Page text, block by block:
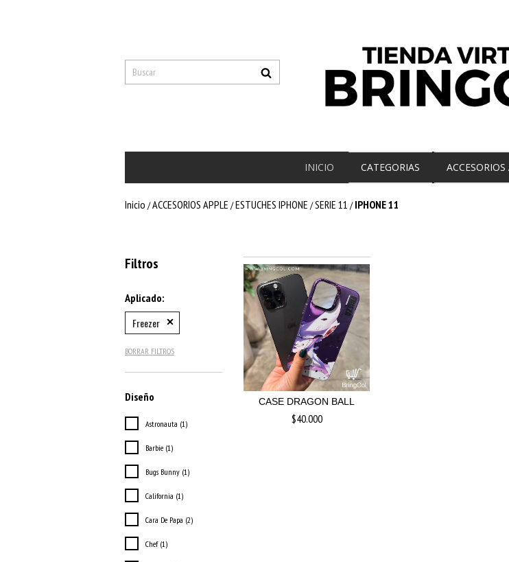
INICIO CATEGORIAS ACCESORIOS
Inicio /ACCESORIOS APPLE /ESTUCHES IPHONE /SERIE 11 / IPHONE 11
Filtros
Aplicado:
Freezer
BORRAR FILTROS
Diseño
Astronauta (1)
Barbie (1)
Bugs Bunny (1)
California (1)
Cara De Papa (2)
Chef (1)
CASE DRAGON BALL
$40.000